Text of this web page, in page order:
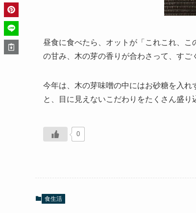
昼食に食べたら、オットが「これこれ、
の甘み、木の芽の香りが合わさって、すご
今年は、木の芽味噌の中にはお砂糖を入
と、目に見えないこだわりをたくさん盛
0
食生活